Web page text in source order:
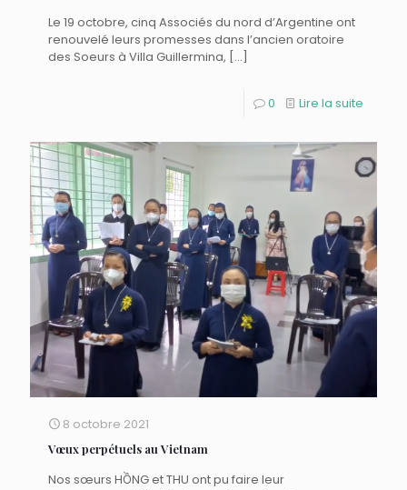
Le 19 octobre, cinq Associés du nord d’Argentine ont
renouvelé leurs promesses dans l’ancien oratoire
des Soeurs à Villa Guillermina, […]
0 Lire la suite
8 octobre 2021
Vœux perpétuels au Vietnam
Nos sœurs HỒNG et THU ont pu faire leur